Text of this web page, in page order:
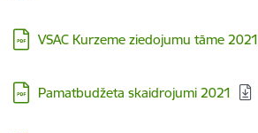
Lejupielādēt:
VSAC Kurzeme ziedojumu tāme 2021
Lejupielādēt:
Pamatbudžeta skaidrojumi 2021